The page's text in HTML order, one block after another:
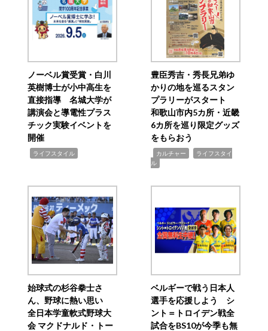
ノーベル賞受賞・白川
英樹博士が小中高生を
直接指導 名城大学が
講演会と導電性プラス
チック実験イベントを
開催
ライフスタイル
豊臣秀吉・秀長兄弟ゆ
かりの地を巡るスタン
プラリーがスタート
和歌山市内5カ所・近畿
6カ所を巡り限定グッズ
をもらおう
カルチャー
ライフスタイ
ル
始球式の杉谷拳士さ
ん、野球に熱い思い
全日本学童軟式野球大
会 マクドナルド・トー
ベルギーで戦う日本人
選手を応援しよう シ
ント＝トロイデン戦全
試合をBS10が今季も無